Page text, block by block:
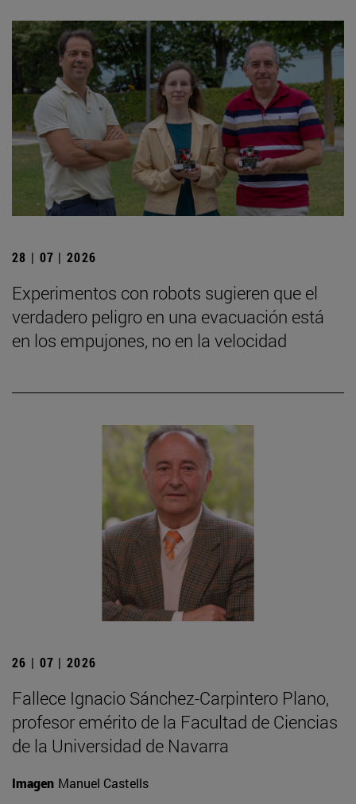
28 | 07 | 2026
Experimentos con robots sugieren que el
verdadero peligro en una evacuación está
en los empujones, no en la velocidad
26 | 07 | 2026
Fallece Ignacio Sánchez-Carpintero Plano,
profesor emérito de la Facultad de Ciencias
de la Universidad de Navarra
Imagen Manuel Castells